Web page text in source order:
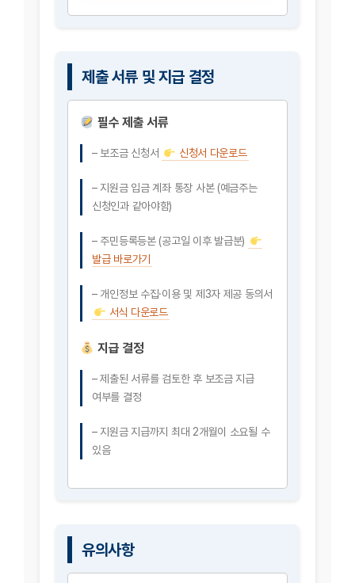
제출 서류 및 지급 결정
필수 제출 서류
– 보조금 신청서 신청서 다운로드
– 지원금 입금 계좌 통장 사본 (예금주는
신청인과 같아야함)
– 주민등록등본 (공고일 이후 발급분)
발급 바로가기
– 개인정보 수집·이용 및 제3자 제공 동의서
서식 다운로드
지급 결정
– 제출된 서류를 검토한 후 보조금 지급
여부를 결정
– 지원금 지급까지 최대 2개월이 소요될 수
있음
유의사항